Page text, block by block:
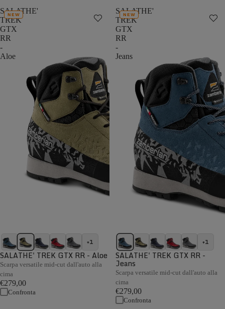
SALATHE'
TREK
GTX
RR
-
Aloe
NEW
+1
SALATHE' TREK GTX RR - Aloe
Scarpa versatile mid-cut dall'auto alla
cima
€279,00
Confronta
SALATHE'
TREK
GTX
RR
-
Jeans
NEW
+1
SALATHE' TREK GTX RR -
Jeans
Scarpa versatile mid-cut dall'auto alla
cima
€279,00
Confronta